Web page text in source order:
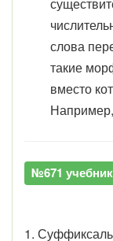
слова
такие
вместо
Например,
№671
1.